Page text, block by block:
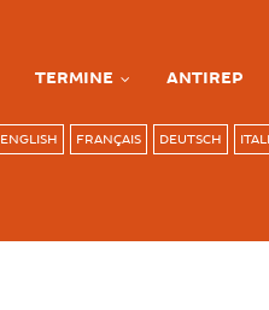
TERMINE ANTIREP
ENGLISH FRANÇAIS DEUTSCH